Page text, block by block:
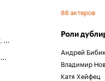
, ...
...
88 актеров
Роли
Андрей
Владимир
Катя Хейфец